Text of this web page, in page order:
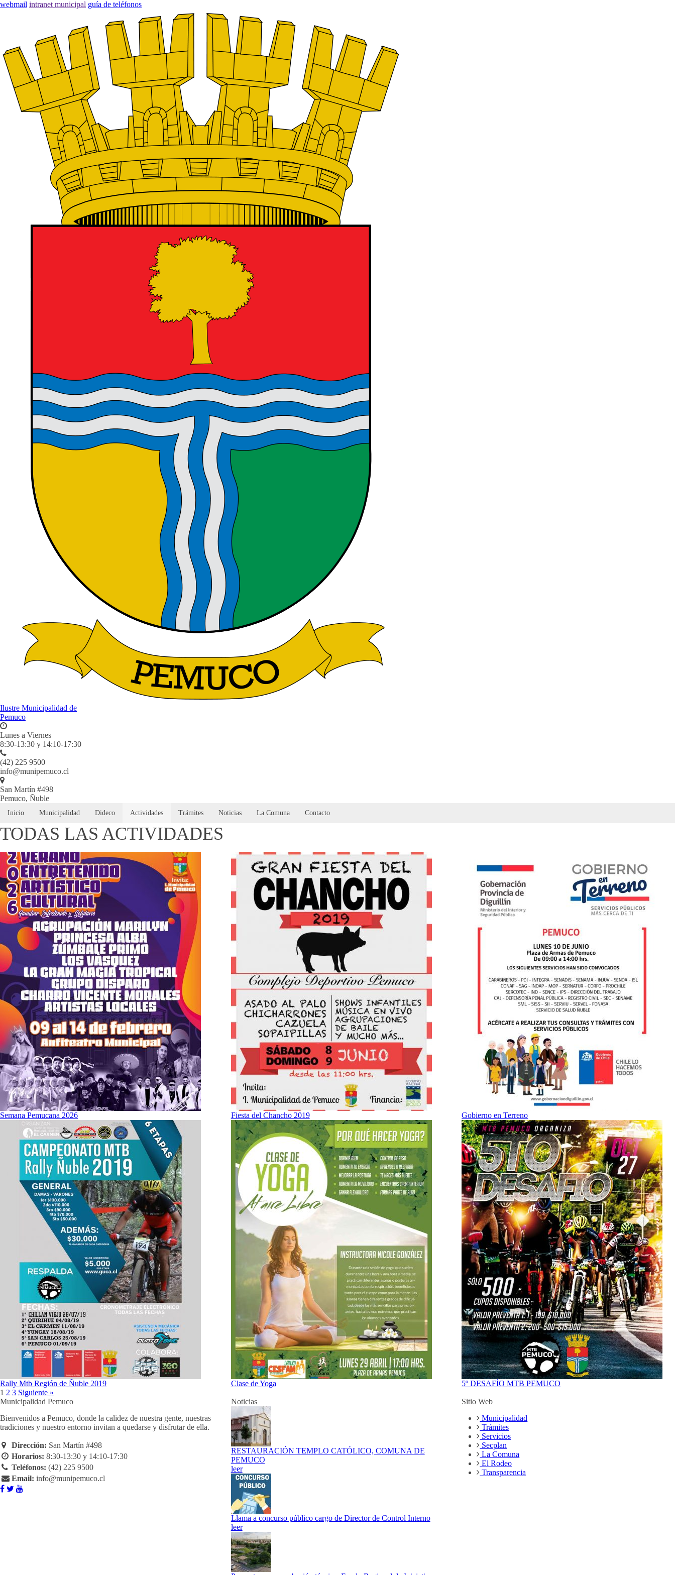
webmail intranet municipal guía de teléfonos
Ilustre Municipalidad de
Pemuco
Lunes a Viernes
8:30-13:30 y 14:10-17:30
(42) 225 9500
info@munipemuco.cl
San Martín #498
Pemuco, Ñuble
Inicio Municipalidad Dideco Actividades Trámites Noticias La Comuna Contacto
TODAS LAS ACTIVIDADES
Semana Pemucana 2026 Fiesta del Chancho 2019 Gobierno en Terreno
Rally Mtb Región de Ñuble 2019 Clase de Yoga
5º DESAFÍO MTB PEMUCO
1 2 3 Siguiente »
Municipalidad Pemuco
Bienvenidos a Pemuco, donde la calidez de nuestra gente, nuestras
tradiciones y nuestro entorno invitan a quedarse y disfrutar de ella.
Dirección: San Martín #498
Horarios: 8:30-13:30 y 14:10-17:30
Teléfonos: (42) 225 9500
Email: info@munipemuco.cl
Noticias
RESTAURACIÓN TEMPLO CATÓLICO, COMUNA DE
PEMUCO
leer
Llama a concurso público cargo de Director de Control Interno
leer
Sitio Web
Municipalidad
Trámites
Servicios
Secplan
La Comuna
El Rodeo
Transparencia